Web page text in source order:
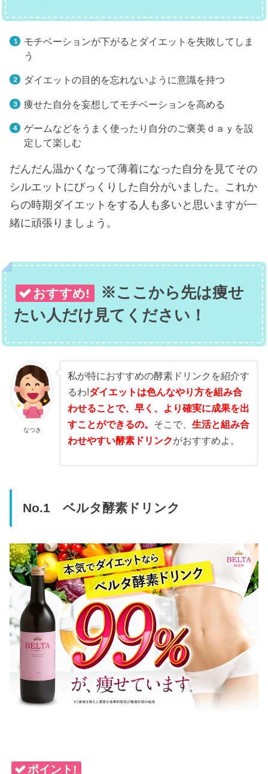
モチベーションが下がるとダイエットを失敗してしま
う
ダイエットの目的を忘れないように意識を持つ
痩せた自分を妄想してモチベーションを高める
ゲームなどをうまく使ったり自分のご褒美ｄａｙを設
定して楽しむ
だんだん温かくなって薄着になった自分を見てその
シルエットにびっくりした自分がいました。これか
らの時期ダイエットをする人も多いと思いますが一
緒に頑張りましょう。
おすすめ!
※ここから先は痩せ
たい人だけ見てください！
なつき
私が特におすすめの酵素ドリンクを紹介す
るわ!ダイエットは色んなやり方を組み合
わせることで、早く、より確実に成果を出
すことができるの。 そこで、 生活と組み合
わせやすい酵素ドリンクがおすすめよ。
No.1 ベルタ酵素ドリンク
ポイント!